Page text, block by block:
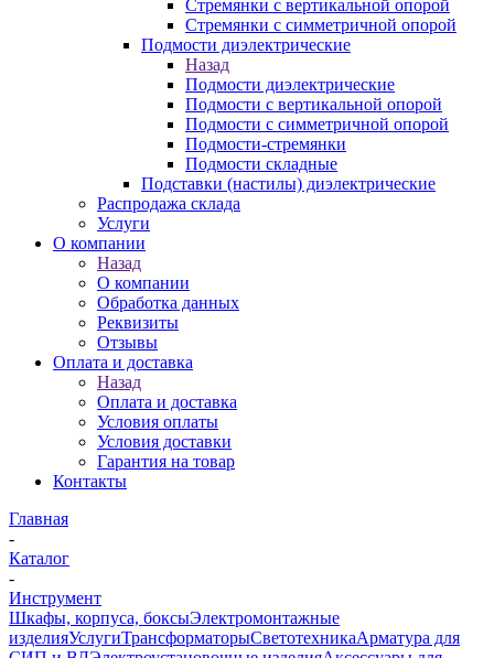
Стремянки с вертикальной опорой
Стремянки с симметричной опорой
Подмости диэлектрические
Назад
Подмости диэлектрические
Подмости с вертикальной опорой
Подмости с симметричной опорой
Подмости-стремянки
Подмости складные
Подставки (настилы) диэлектрические
Распродажа склада
Услуги
О компании
Назад
О компании
Обработка данных
Реквизиты
Отзывы
Оплата и доставка
Назад
Оплата и доставка
Условия оплаты
Условия доставки
Гарантия на товар
Контакты
Главная
-
Каталог
-
Инструмент
Шкафы, корпуса, боксыЭлектромонтажные
изделияУслугиТрансформаторыСветотехникаАрматура для